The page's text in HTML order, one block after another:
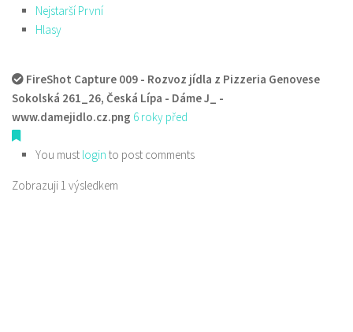
Nejstarší První
Hlasy
FireShot Capture 009 - Rozvoz jídla z Pizzeria Genovese
Sokolská 261_26, Česká Lípa - Dáme J_ -
www.damejidlo.cz.png 6 roky před
You must login to post comments
Zobrazuji 1 výsledkem